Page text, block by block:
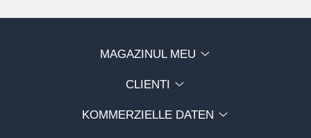
MAGAZINUL MEU
CLIENTI
KOMMERZIELLE DATEN